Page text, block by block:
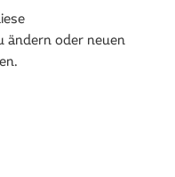
ändern oder neuen